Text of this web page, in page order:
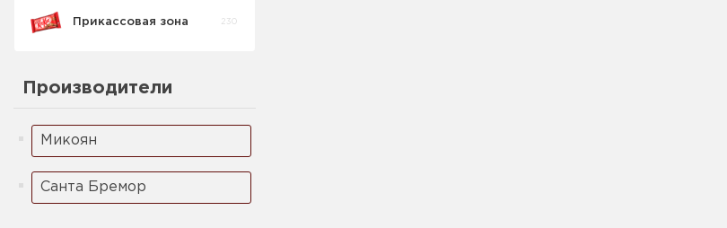
Чипсы и снеки
Прикассовая зона 230
Производители
Микоян
Санта Бремор